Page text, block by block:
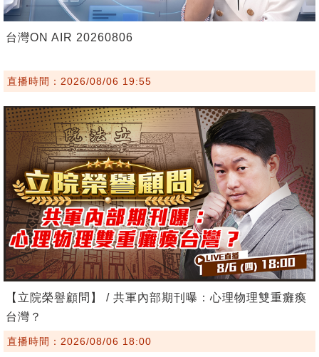
台灣ON AIR 20260806
直播時間：2026/08/06 19:55
【立院榮譽顧問】 / 共軍內部期刊曝：心理物理雙重癱瘓
台灣？
直播時間：2026/08/06 18:00